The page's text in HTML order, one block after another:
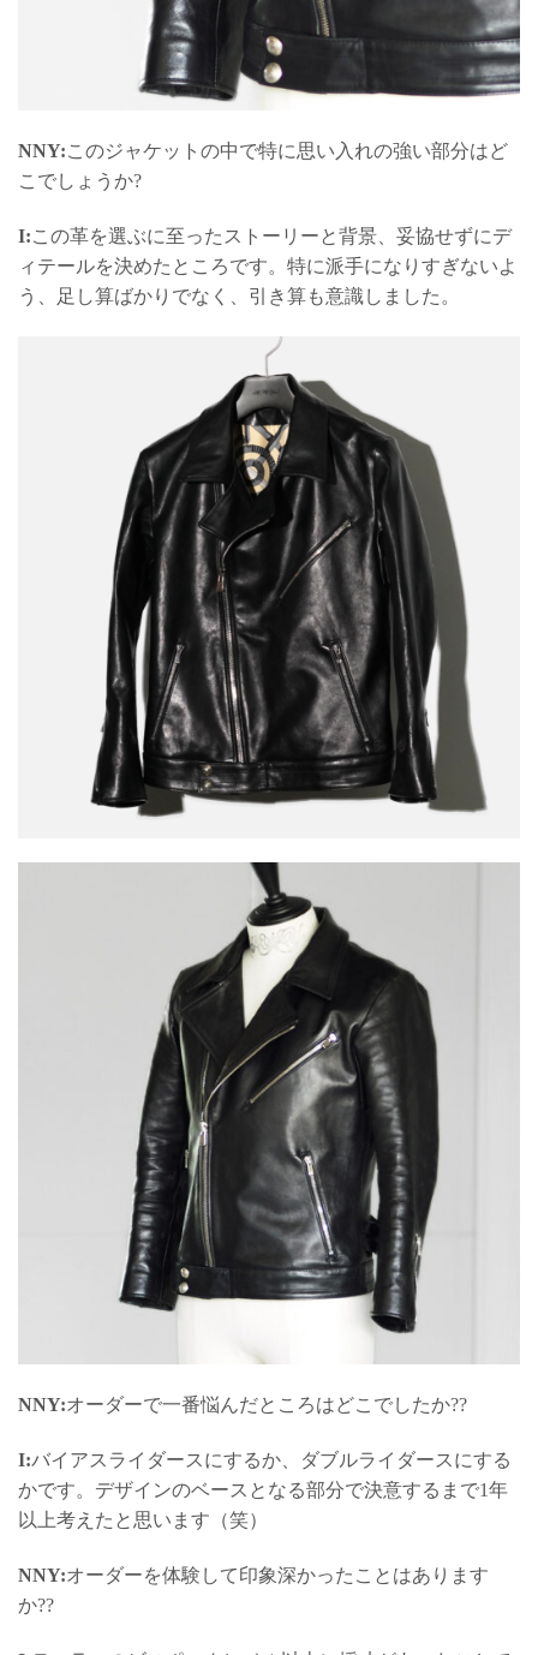
NNY:このジャケットの中で特に思い入れの強い部分はど
こでしょうか?
I:この革を選ぶに至ったストーリーと背景、妥協せずにデ
ィテールを決めたところです。特に派手になりすぎないよ
う、足し算ばかりでなく、引き算も意識しました。
NNY:オーダーで一番悩んだところはどこでしたか??
I:バイアスライダースにするか、ダブルライダースにする
かです。デザインのベースとなる部分で決意するまで1年
以上考えたと思います（笑）
NNY:オーダーを体験して印象深かったことはあります
か??